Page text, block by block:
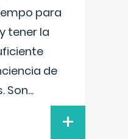
para
tener la
de
Son...
+